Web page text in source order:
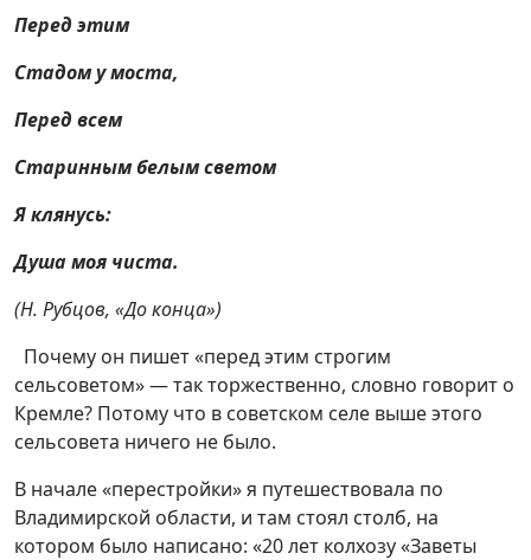
Перед этим
Стадом у моста,
Перед всем
Старинным белым светом
Я клянусь:
Душа моя чиста.
(Н. Рубцов, «До конца»)
Почему он пишет «перед этим строгим
сельсоветом» — так торжественно, словно говорит о
Кремле? Потому что в советском селе выше этого
сельсовета ничего не было.
В начале «перестройки» я путешествовала по
Владимирской области, и там стоял столб, на
котором было написано: «20 лет колхозу «Заветы